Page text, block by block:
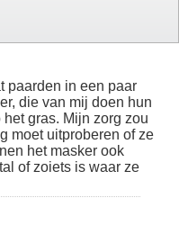
paarden in een paar
die van mij doen hun
gras. Mijn zorg zou
moet uitproberen of ze
het masker ook
of zoiets is waar ze